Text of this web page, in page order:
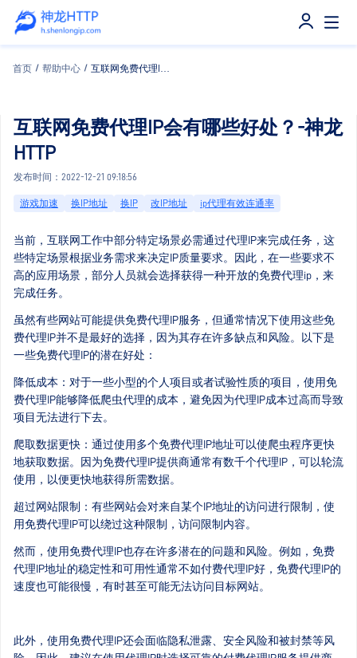
首页 / 帮助中心 /
互联网免费代理IP会有哪些好处？-神龙
HTTP
发布时间：2022-12-21 09:18:56
游戏加速 换IP地址 换IP 改IP地址 ip代理有效连通率
当前，互联网工作中部分特定场景必需通过代理IP来完成任务，这
些特定场景根据业务需求来决定IP质量要求。因此，在一些要求不
高的应用场景，部分人员就会选择获得一种开放的免费代理ip，来
完成任务。
虽然有些网站可能提供免费代理IP服务，但通常情况下使用这些免
费代理IP并不是最好的选择，因为其存在许多缺点和风险。以下是
一些免费代理IP的潜在好处：
降低成本：对于一些小型的个人项目或者试验性质的项目，使用免
费代理IP能够降低爬虫代理的成本，避免因为代理IP成本过高而导致
项目无法进行下去。
爬取数据更快：通过使用多个免费代理IP地址可以使爬虫程序更快
地获取数据。因为免费代理IP提供商通常有数千个代理IP，可以轮流
使用，以便更快地获得所需数据。
超过网站限制：有些网站会对来自某个IP地址的访问进行限制，使
用免费代理IP可以绕过这种限制，访问限制内容。
然而，使用免费代理IP也存在许多潜在的问题和风险。例如，免费
代理IP地址的稳定性和可用性通常不如付费代理IP好，免费代理IP的
速度也可能很慢，有时甚至可能无法访问目标网站。
此外，使用免费代理IP还会面临隐私泄露、安全风险和被封禁等风